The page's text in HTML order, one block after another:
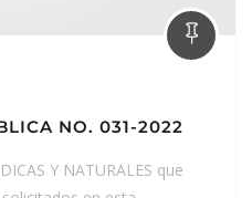
NO. 031-2022
Y NATURALES que